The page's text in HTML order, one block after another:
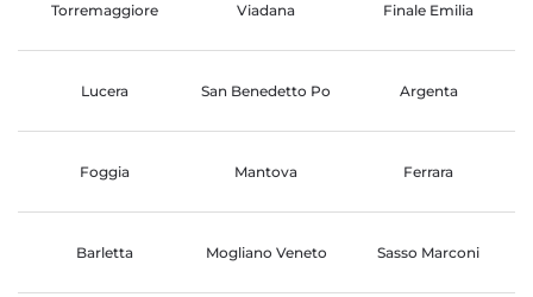
Torremaggiore Viadana Finale Emilia
Lucera San Benedetto Po Argenta
Foggia Mantova Ferrara
Barletta Mogliano Veneto Sasso Marconi